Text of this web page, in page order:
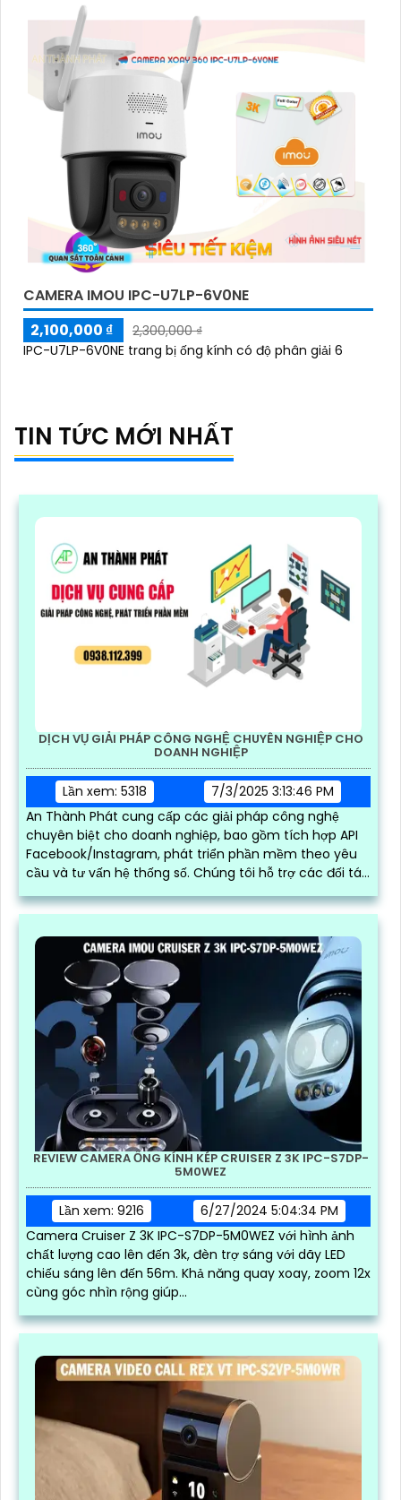
CAMERA IMOU IPC-U7LP-6V0NE
2,100,000 ₫
2,300,000 ₫
IPC-U7LP-6V0NE trang bị ống kính có độ phân giải 6
TIN TỨC MỚI NHẤT
DỊCH VỤ GIẢI PHÁP CÔNG NGHỆ CHUYÊN NGHIỆP CHO
DOANH NGHIỆP
Lần xem: 5318
7/3/2025 3:13:46 PM
An Thành Phát cung cấp các giải pháp công nghệ
chuyên biệt cho doanh nghiệp, bao gồm tích hợp API
Facebook/Instagram, phát triển phần mềm theo yêu
cầu và tư vấn hệ thống số. Chúng tôi hỗ trợ các đối tác
bên thứ ba xây dựng, vận hành và mở rộng hệ thống
trên nền tảng mạng xã hội, giúp tối ưu hóa quy trình
đại số
REVIEW CAMERA ỐNG KÍNH KÉP CRUISER Z 3K IPC-S7DP-
5M0WEZ
Lần xem: 9216
6/27/2024 5:04:34 PM
Camera Cruiser Z 3K IPC-S7DP-5M0WEZ với hình ảnh
chất lượng cao lên đến 3k, đèn trợ sáng với dãy LED
chiếu sáng lên đến 56m. Khả năng quay xoay, zoom 12x
cùng góc nhìn rộng giúp...